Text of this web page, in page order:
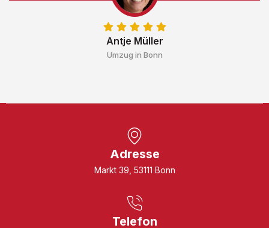
Antje Müller
Umzug in Bonn
Adresse
Markt 39, 53111 Bonn
Telefon